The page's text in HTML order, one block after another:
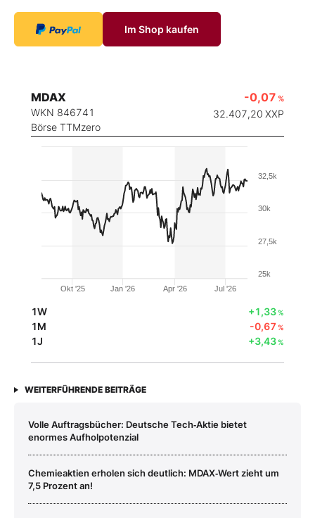
Im Shop kaufen
MDAX
WKN 846741
Börse TTMzero
-0,07 %
32.407,20 XXP
Okt '25 Jan '26 Apr '26 Jul '26
25k
27,5k
30k
32,5k
1W +1,33%
1M -0,67 %
1J +3,43%
WEITERFÜHRENDE BEITRÄGE
Volle Auftragsbücher: Deutsche Tech‑Aktie bietet
enormes Aufholpotenzial
Chemieaktien erholen sich deutlich: MDAX‑Wert zieht um
7,5 Prozent an!